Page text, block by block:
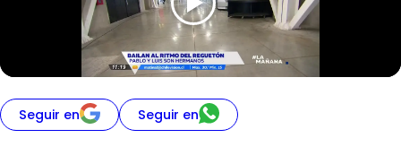
Seguir en Seguir en